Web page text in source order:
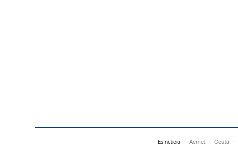
Es noticia Aemet Ceuta